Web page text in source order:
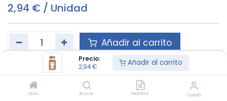
Precio:
2,94€ Añadir al carrito
Inicio Buscar Pedidos Cuenta
2,94 € / Unidad
Añadir al carrito
Este producto es vendido en ud.